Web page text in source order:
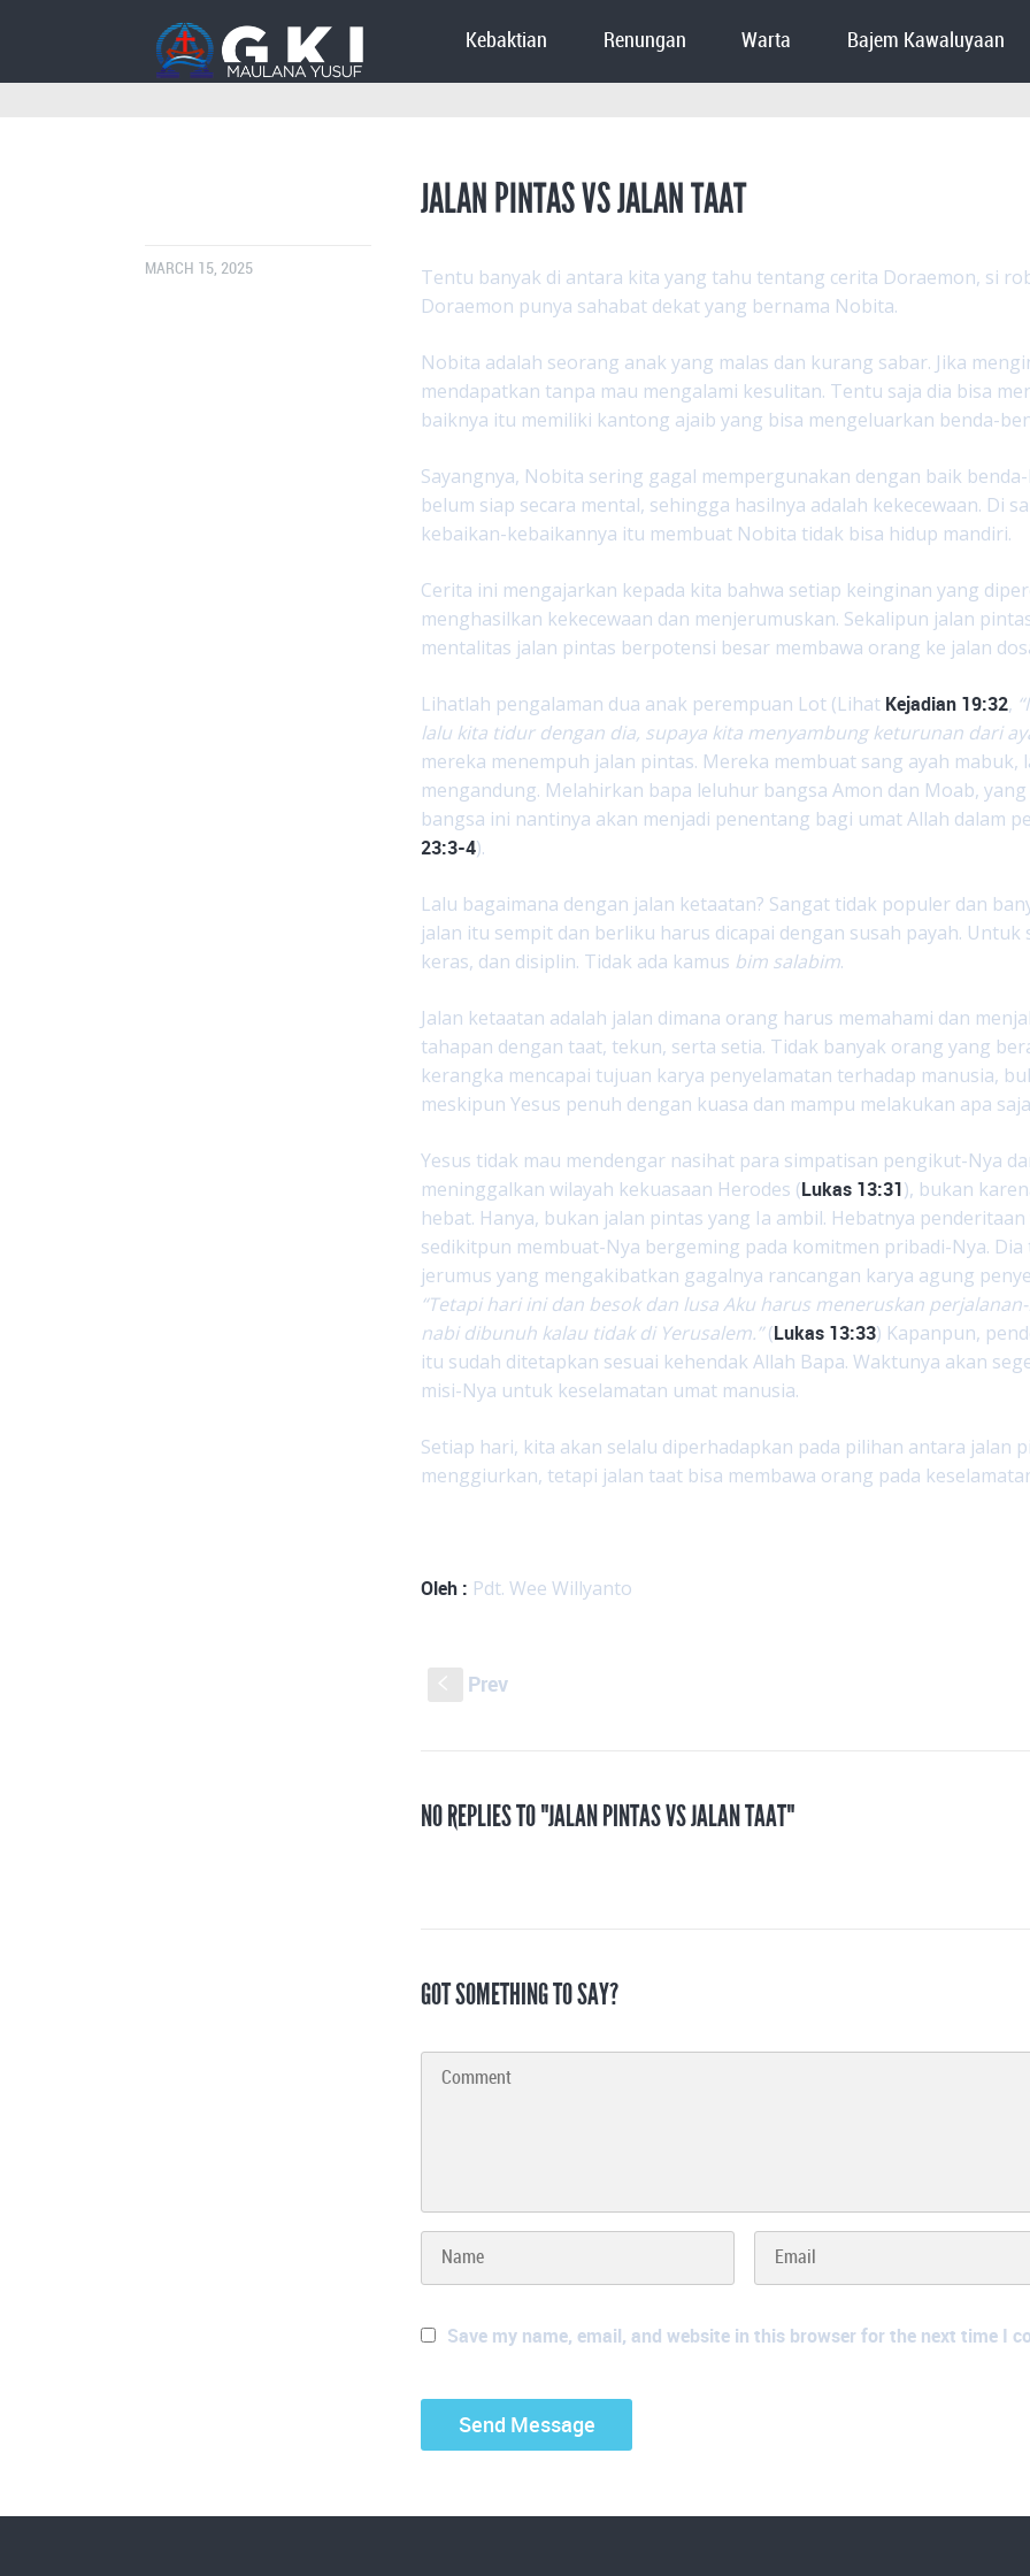
Kebaktian Renungan Warta Bajem Kawaluyaan
JALAN PINTAS VS JALAN TAAT
MARCH 15, 2025
Tentu banyak di antara kita yang tahu tentang cerita Doraemon, si
Doraemon punya sahabat dekat yang bernama Nobita.
Nobita adalah seorang anak yang malas dan kurang sabar. Jika
mendapatkan tanpa mau mengalami kesulitan. Tentu saja dia bisa
baiknya itu memiliki kantong ajaib yang bisa mengeluarkan benda-
Sayangnya, Nobita sering gagal mempergunakan dengan baik
belum siap secara mental, sehingga hasilnya adalah kekecewaan. Di
kebaikan-kebaikannya itu membuat Nobita tidak bisa hidup mandiri.
Cerita ini mengajarkan kepada kita bahwa setiap keinginan yang
menghasilkan kekecewaan dan menjerumuskan. Sekalipun jalan
mentalitas jalan pintas berpotensi besar membawa orang ke jalan
Lihatlah pengalaman dua anak perempuan Lot (Lihat Kejadian 19:32,
lalu kita tidur dengan dia, supaya kita menyambung keturunan dari
mereka menempuh jalan pintas. Mereka membuat sang ayah mabuk,
mengandung. Melahirkan bapa leluhur bangsa Amon dan Moab,
bangsa ini nantinya akan menjadi penentang bagi umat Allah dalam
23:3-4).
Lalu bagaimana dengan jalan ketaatan? Sangat tidak populer dan
jalan itu sempit dan berliku harus dicapai dengan susah payah.
keras, dan disiplin. Tidak ada kamus bim salabim.
Jalan ketaatan adalah jalan dimana orang harus memahami dan
tahapan dengan taat, tekun, serta setia. Tidak banyak orang yang
kerangka mencapai tujuan karya penyelamatan terhadap manusia,
meskipun Yesus penuh dengan kuasa dan mampu melakukan apa
Yesus tidak mau mendengar nasihat para simpatisan pengikut-Nya
meninggalkan wilayah kekuasaan Herodes (Lukas 13:31), bukan
hebat. Hanya, bukan jalan pintas yang Ia ambil. Hebatnya
sedikitpun membuat-Nya bergeming pada komitmen pribadi-Nya.
jerumus yang mengakibatkan gagalnya rancangan karya agung
“Tetapi hari ini dan besok dan lusa Aku harus meneruskan
nabi dibunuh kalau tidak di Yerusalem.”(Lukas 13:33) Kapanpun,
itu sudah ditetapkan sesuai kehendak Allah Bapa. Waktunya akan
misi-Nya untuk keselamatan umat manusia.
Setiap hari, kita akan selalu diperhadapkan pada pilihan antara jalan
menggiurkan, tetapi jalan taat bisa membawa orang pada
Oleh : Pdt. Wee Willyanto
Prev
NO REPLIES TO "JALAN PINTAS VS JALAN TAAT"
GOT SOMETHING TO SAY?
Save my name, email, and website in this browser for the next time I